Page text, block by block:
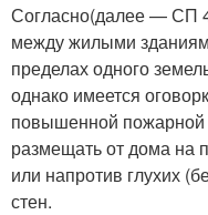
Согласно(далее — СП
между жилыми
пределах одного
однако имеется
повышенной пожарной
размещать от дома на
или напротив глухих
стен.